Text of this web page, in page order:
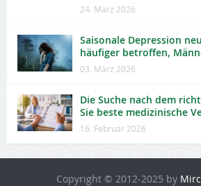
24. März 2026
Saisonale Depression
häufiger betroffen,
03. März 2026
Die Suche nach dem
Sie beste medizinische
16. Februar 2026
Copyright © 2012-2025 by